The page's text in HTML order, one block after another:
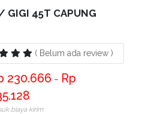
45T CAPUNG
( Belum ada review )
230.666 −
biaya kirim